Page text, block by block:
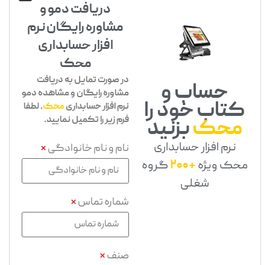
حساب و
کتاب خود را
محکبزنید
نرم افزار حسابداری
محک ویژه+200
گروه
شغلی
دریافت دمو و
مشاوره رایگان نرم
افزار حسابداری
محک
در صورت تمایل به دریافت
مشاوره رایگان و مشاهده دمو
نرم افزار حسابداریمحک، لطفا
فرم زیر را تکمیل نمایید.
نام و نام خانوادگی*
شماره تماس*
صنف*